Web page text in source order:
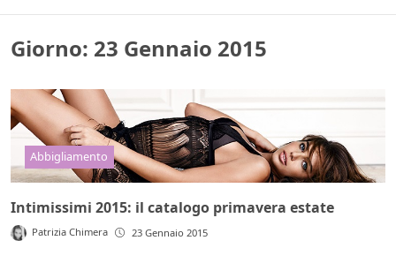
Giorno: 23 Gennaio 2015
Abbigliamento
Intimissimi 2015: il catalogo primavera estate
Patrizia Chimera 23 Gennaio 2015